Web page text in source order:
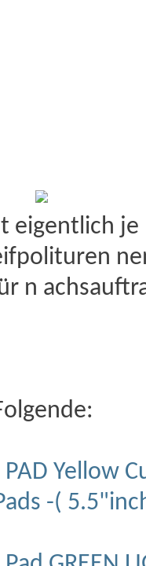
eigentlich
n
PAD Yellow
-(